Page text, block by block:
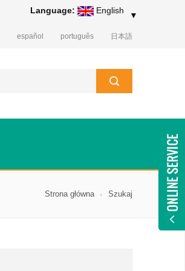
Language: English ▼
español português 日本語
Strona główna Szukaj